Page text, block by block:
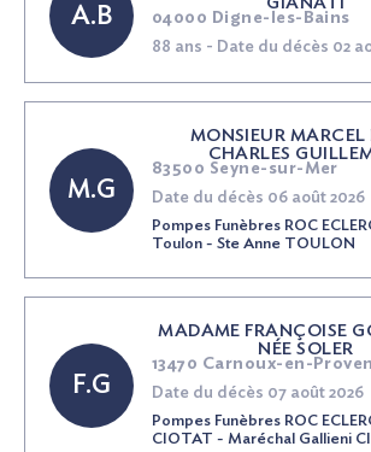
A.B
04000 Digne-les-Bains
88 ans - Date du décès 02
M.G
MONSIEUR MARCEL
CHARLES
83500 Seyne-sur-Mer
Date du décès 06 août 2026
Pompes Funèbres ROC
Toulon - Ste Anne TOULON
F.G
MADAME FRANÇOISE
NÉE SOLER
13470 Carnoux-en-
Date du décès 07 août 2026
Pompes Funèbres ROC
CIOTAT - Maréchal Gallieni